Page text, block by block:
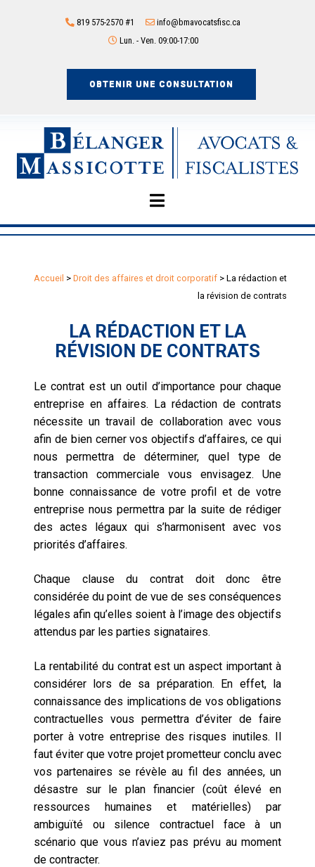
819 575-2570 #1
info@bmavocatsfisc.ca
Lun. - Ven. 09:00-17:00
OBTENIR UNE CONSULTATION
Accueil > Droit des affaires et droit corporatif> La rédaction et
la révision de contrats
LA RÉDACTION ET LA
RÉVISION DE CONTRATS
Le contrat est un outil d’importance pour chaque
entreprise en affaires. La rédaction de contrats
nécessite un travail de collaboration avec vous
afin de bien cerner vos objectifs d’affaires, ce qui
nous permettra de déterminer, quel type de
transaction commerciale vous envisagez. Une
bonne connaissance de votre profil et de votre
entreprise nous permettra par la suite de rédiger
des actes légaux qui s’harmonisent avec vos
priorités d’affaires.
Chaque clause du contrat doit donc être
considérée du point de vue de ses conséquences
légales afin qu’elles soient à l’image des objectifs
attendus par les parties signataires.
La rentabilité du contrat est un aspect important à
considérer lors de sa préparation. En effet, la
connaissance des implications de vos obligations
contractuelles vous permettra d’éviter de faire
porter à votre entreprise des risques inutiles. Il
faut éviter que votre projet prometteur conclu avec
vos partenaires se révèle au fil des années, un
désastre sur le plan financier (coût élevé en
ressources humaines et matérielles) par
ambiguïté ou silence contractuel face à un
scénario que vous n’aviez pas prévu au moment
de contracter.